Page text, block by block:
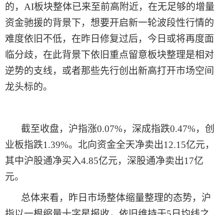
的， AI板块整体已来至前高附近，在无足够的增量
资金驰援的背景下，想要开启新一轮波段性行情的
难度依旧不低，在昨日修复过后， 今日 或将再度面
临分歧，在此背景下依旧重点留意板块整理是相对
逆势的支线，或者那些先行创出新高打开市场空间
龙头标的。
截至收盘，沪指涨0.07%，深成指跌0.47%，创
业板指跌1.39%。北向资金全天净卖出12.15亿元，
其中沪股通净买入4.85亿元，深股通净卖出17亿
元。
总体来看， 昨日 市场整体缩量整理的态势，沪